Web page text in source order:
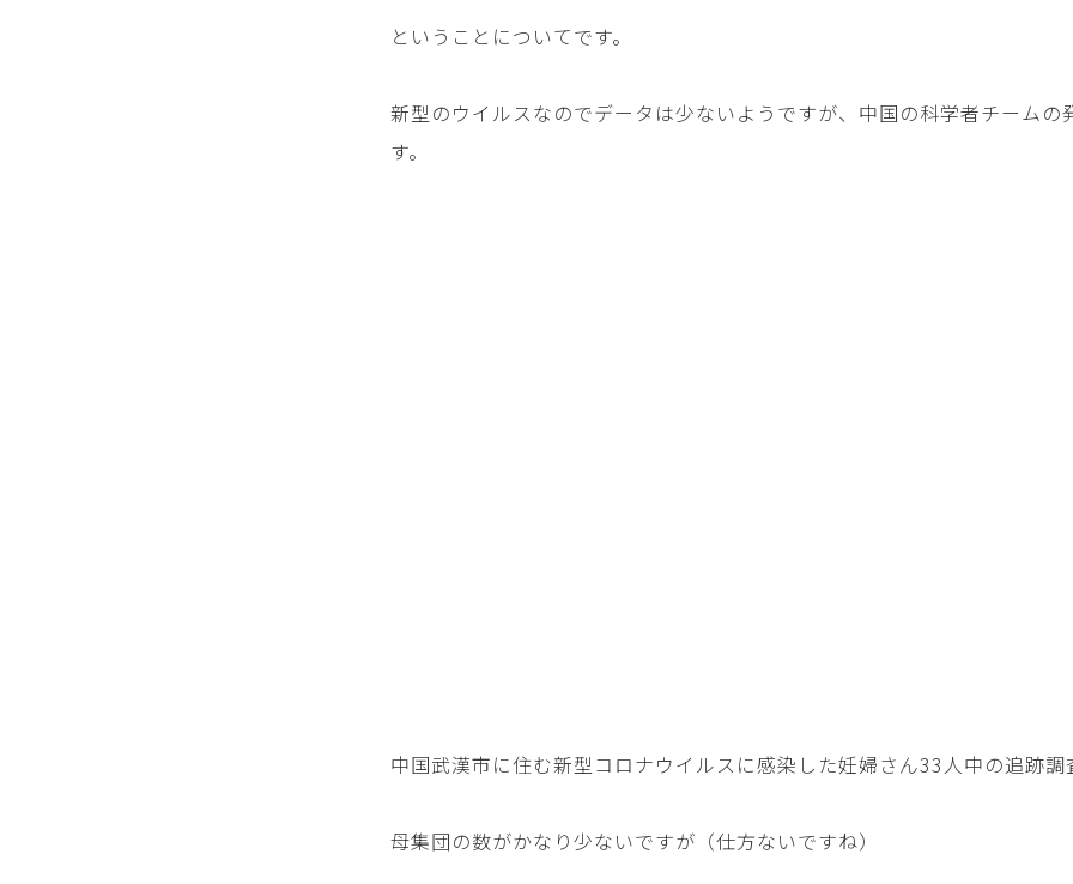
ということについてです。
新型のウイルスなのでデータは少ないようですが、中国の科学者チームの
す。
中国武漢市に住む新型コロナウイルスに感染した妊婦さん33人中の追跡調
母集団の数がかなり少ないですが（仕方ないですね）